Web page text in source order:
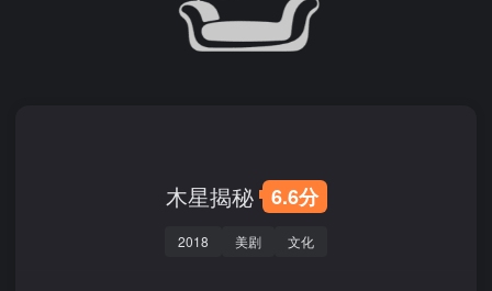
木星揭秘 6.6分
2018 美剧 文化